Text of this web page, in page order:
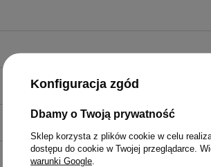
Konfiguracja zgód
Dbamy o Twoją prywatność
Sklep korzysta z plików cookie w celu
dostępu do cookie w Twojej przeglądarce.
warunki Google